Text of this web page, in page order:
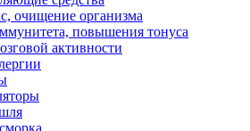
очищение организма
повышения тонуса
активности